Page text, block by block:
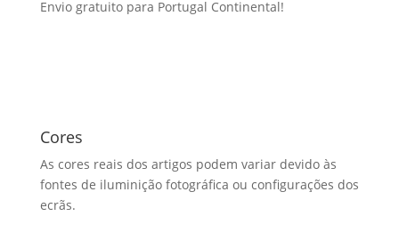
Envio gratuito para Portugal Continental!
Cores
As cores reais dos artigos podem variar devido às
fontes de iluminição fotográfica ou configurações dos
ecrãs.